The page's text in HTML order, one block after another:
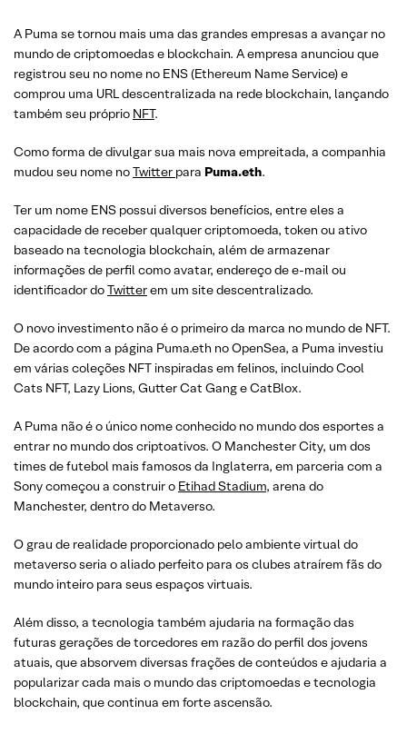
A Puma se tornou mais uma das grandes empresas a avançar no
mundo de criptomoedas e blockchain. A empresa anunciou que
registrou seu no nome no ENS (Ethereum Name Service) e
comprou uma URL descentralizada na rede blockchain, lançando
também seu próprio NFT.
Como forma de divulgar sua mais nova empreitada, a companhia
mudou seu nome noTwitter para Puma.eth.
Ter um nome ENS possui diversos benefícios, entre eles a
capacidade de receber qualquer criptomoeda, token ou ativo
baseado na tecnologia blockchain, além de armazenar
informações de perfil como avatar, endereço de e-mail ou
identificador doTwitterem um site descentralizado.
O novo investimento não é o primeiro da marca no mundo de NFT.
De acordo com a página Puma.eth no OpenSea, a Puma investiu
em várias coleções NFT inspiradas em felinos, incluindo Cool
Cats NFT, Lazy Lions, Gutter Cat Gang e CatBlox.
A Puma não é o único nome conhecido no mundo dos esportes a
entrar no mundo dos criptoativos. O Manchester City, um dos
times de futebol mais famosos da Inglaterra, em parceria com a
Sony começou a construir o Etihad Stadium, arena do
Manchester, dentro do Metaverso.
O grau de realidade proporcionado pelo ambiente virtual do
metaverso seria o aliado perfeito para os clubes atraírem fãs do
mundo inteiro para seus espaços virtuais.
Além disso, a tecnologia também ajudaria na formação das
futuras gerações de torcedores em razão do perfil dos jovens
atuais, que absorvem diversas frações de conteúdos e ajudaria a
popularizar cada mais o mundo das criptomoedas e tecnologia
blockchain, que continua em forte ascensão.